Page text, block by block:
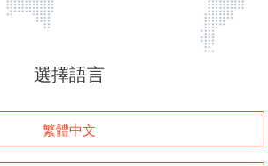
頁面無法顯示
登入
選擇語言
繁體中文